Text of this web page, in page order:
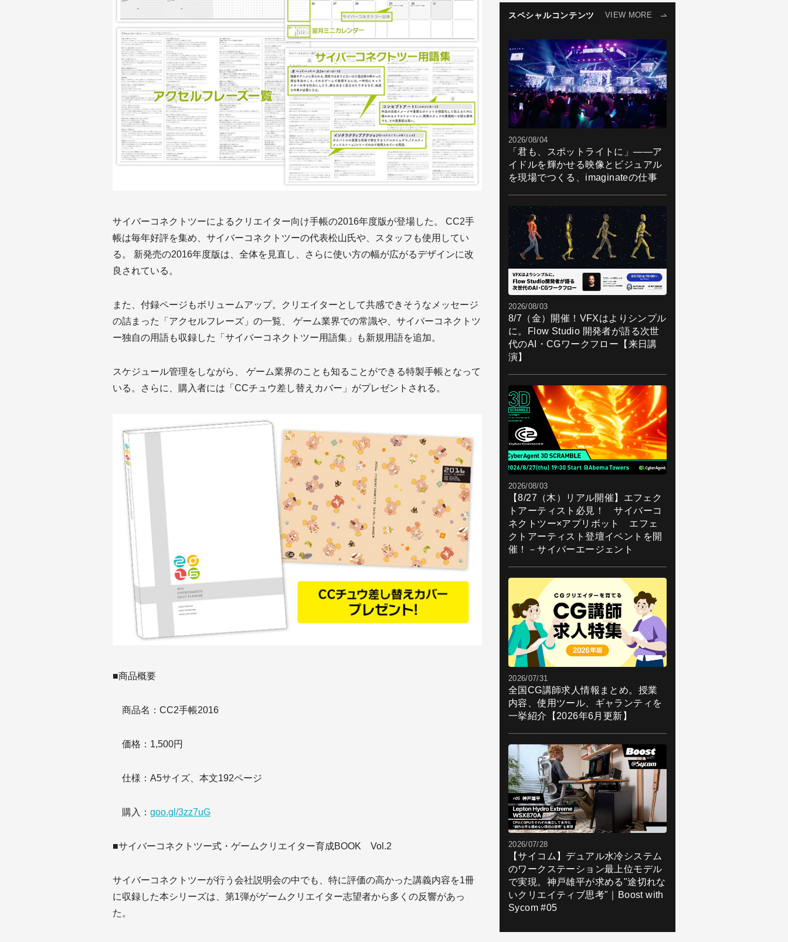
サイバーコネクトツーによるクリエイター向け手帳の2016年度版が登場した。 CC2手
帳は毎年好評を集め、サイバーコネクトツーの代表松山氏や、スタッフも使用してい
る。 新発売の2016年度版は、全体を見直し、さらに使い方の幅が広がるデザインに改
良されている。
また、付録ページもボリュームアップ。クリエイターとして共感できそうなメッセージ
の詰まった「アクセルフレーズ」の一覧、 ゲーム業界での常識や、サイバーコネクトツ
ー独自の用語も収録した「サイバーコネクトツー用語集」も新規用語を追加。
スケジュール管理をしながら、 ゲーム業界のことも知ることができる特製手帳となって
いる。さらに、購入者には「CCチュウ差し替えカバー」がプレゼントされる。
■商品概要
商品名：CC2手帳2016
価格：1,500円
仕様：A5サイズ、本文192ページ
購入： goo.gl/3zz7uG
■サイバーコネクトツー式・ゲームクリエイター育成BOOK Vol.2
サイバーコネクトツーが行う会社説明会の中でも、特に評価の高かった講義内容を1冊
に収録した本シリーズは、第1弾がゲームクリエイター志望者から多くの反響があっ
た。
スペシャルコンテンツ VIEW MORE
2026/08/04
「君も、スポットライトに」――ア
イドルを輝かせる映像とビジュアル
を現場でつくる、imaginateの仕事
2026/08/03
8/7（金）開催！VFXはよりシンプル
に。Flow Studio 開発者が語る次世
代のAI・CGワークフロー【来日講
演】
2026/08/03
【8/27（木）リアル開催】エフェク
トアーティスト必見！ サイバーコ
ネクトツー×アプリボット エフェ
クトアーティスト登壇イベントを開
催！－サイバーエージェント
2026/07/31
全国CG講師求人情報まとめ。授業
内容、使用ツール、ギャランティを
一挙紹介【2026年6月更新】
2026/07/28
【サイコム】デュアル水冷システム
のワークステーション最上位モデル
で実現。神戸雄平が求める"途切れな
いクリエイティブ思考"｜Boost with
Sycom #05